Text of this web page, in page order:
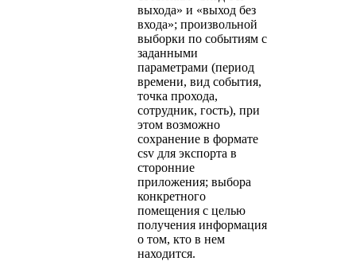
выхода» и «выход без
входа»; произвольной
выборки по событиям с
заданными
параметрами (период
времени, вид события,
точка прохода,
сотрудник, гость), при
этом возможно
сохранение в формате
csv для экспорта в
сторонние
приложения; выбора
конкретного
помещения с целью
получения информация
о том, кто в нем
находится.